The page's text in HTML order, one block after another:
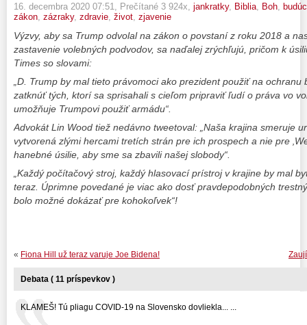
16. decembra 2020 07:51 , Prečítané 3 924x, jankratky, Biblia Boh
zákon zázraky, zdravie život zjavenie
Výzvy, aby sa Trump odvolal na zákon o povstaní z roku 2018 a
zastavenie volebných podvodov, sa naďalej zrýchľujú, pričom k
Times so slovami:
„D. Trump by mal tieto právomoci ako prezident použiť na
zatknúť tých, ktorí sa sprisahali s cieľom pripraviť ľudí o práva vo
umožňuje Trumpovi použiť armádu“.
Advokát Lin Wood tiež nedávno tweetoval: „Naša krajina smeruje
vytvorená zlými hercami tretích strán pre ich prospech a nie pre
hanebné úsilie, aby sme sa zbavili našej slobody“.
„Každý počítačový stroj, každý hlasovací prístroj v krajine by mal
teraz. Úprimne povedané je viac ako dosť pravdepodobných
bolo možné dokázať pre kohokoľvek“!
« Fiona Hill už teraz varuje Joe Bidena!
Debata ( 11 príspevkov )
KLAMEŠ! Tú pliagu COVID-19 na Slovensko dovliekla... ...